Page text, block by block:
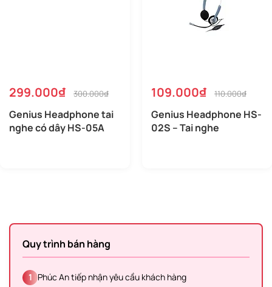
299.000₫ 300.000₫
Genius Headphone tai
nghe có dây HS-05A
109.000₫ 110.000₫
Genius Headphone HS-
02S – Tai nghe
Quy trình bán hàng
1 Phúc An tiếp nhận yêu cầu khách hàng